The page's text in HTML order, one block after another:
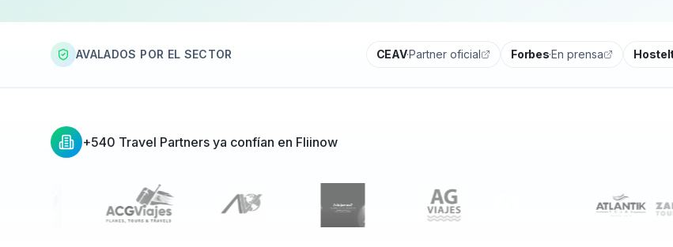
AVALADOS POR EL SECTOR CEAV·Partner oficial Forbes·En prensa
+540 Travel Partners ya confían en Fliinow